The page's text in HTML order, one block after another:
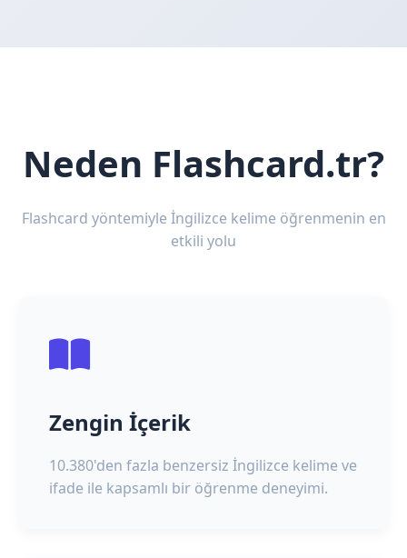
Neden Flashcard.tr?
Flashcard yöntemiyle İngilizce kelime öğrenmenin en
etkili yolu
Zengin İçerik
10.380'den fazla benzersiz İngilizce kelime ve
ifade ile kapsamlı bir öğrenme deneyimi.